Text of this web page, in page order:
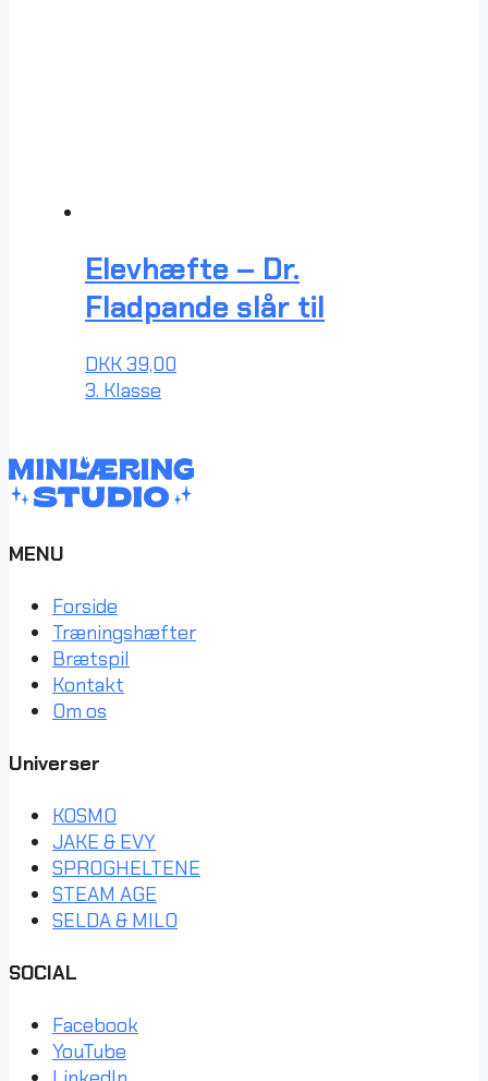
Elevhæfte – Dr.
Fladpande slår til
DKK39,00
3. Klasse
MENU
Forside
Træningshæfter
Brætspil
Kontakt
Om os
Universer
KOSMO
JAKE & EVY
SPROGHELTENE
STEAM AGE
SELDA & MILO
SOCIAL
Facebook
YouTube